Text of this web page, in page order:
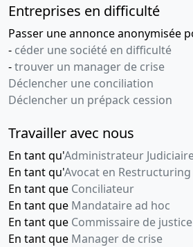
constaté la
enregistrée,
conforme par le
représentant
30-11--0001
Copie des
jour
Entreprises en difficulté
Passer une annonce anonymisée
- céder une société en difficulté
-trouver un manager de crise
Déclencher une conciliation
Déclencher un prépack cession
Travailler avec nous
En tant qu'Administrateur
En tant qu'Avocat en Restructuring
En tant que Conciliateur
En tant que Mandataire ad hoc
En tant que Commissaire de justice
En tant que Manager de crise